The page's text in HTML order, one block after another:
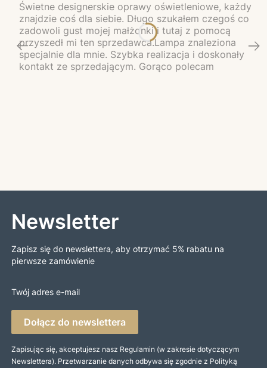
Świetne designerskie oprawy oświetleniowe, każdy
znajdzie coś dla siebie. Długo szukałem czegoś co
zadowoli gust mojej małżonki i tutaj z pomocą
przyszedł mi ten sprzedawca.Lampa znaleziona
specjalnie dla mnie. Szybka realizacja i doskonały
kontakt ze sprzedającym. Gorąco polecam
Newsletter
Zapisz się do newslettera, aby otrzymać 5% rabatu na
pierwsze zamówienie
Twój adres e-mail
Dołącz do newslettera
Zapisując się, akceptujesz nasz Regulamin (w zakresie dotyczącym
Newslettera). Przetwarzanie danych odbywa się zgodnie z Polityką